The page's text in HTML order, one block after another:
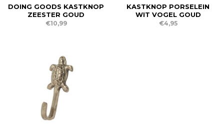
DOING GOODS KASTKNOP
ZEESTER GOUD
€10,99
KASTKNOP PORSELEIN
WIT VOGEL GOUD
€4,95